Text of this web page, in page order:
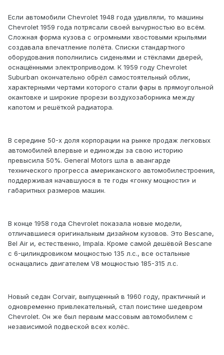
Если автомобили Chevrolet 1948 года удивляли, то машины
Chevrolet 1959 года потрясали своей вычурностью во всём.
Сложная форма кузова с огромными хвостовыми крыльями
создавала впечатление полёта. Списки стандартного
оборудования пополнились сиденьями и стёклами дверей,
оснащёнными электроприводом. К 1959 году Chevrolet
Suburban окончательно обрёл самостоятельный облик,
характерными чертами которого стали фары в прямоугольной
окантовке и широкие прорези воздухозаборника между
капотом и решёткой радиатора.
В середине 50-х доля корпорации на рынке продаж легковых
автомобилей впервые и единожды за свою историю
превысила 50%. General Motors шла в авангарде
технического прогресса американского автомобилестроения,
поддерживая начавшуюся в те годы «гонку мощности» и
габаритных размеров машин.
В конце 1958 года Chevrolet показала новые модели,
отличавшиеся оригинальным дизайном кузовов. Это Bescane,
Bel Air и, естественно, Impala. Кроме самой дешёвой Bescane
с 6-цилиндровиком мощностью 135 л.с., все остальные
оснащались двигателем V8 мощностью 185-315 л.с.
Новый седан Corvair, выпущенный в 1960 году, практичный и
одновременно привлекательный, стал поистине шедевром
Chevrolet. Он же был первым массовым автомобилем с
независимой подвеской всех колёс.